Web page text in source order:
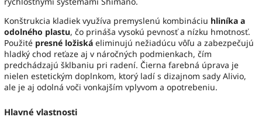
Konštrukcia kladiek využíva premyslenú kombináciu hliníka a
odolného plastu, čo prináša vysokú pevnosť a nízku hmotnosť.
Použité presné ložiská eliminujú nežiadúcu vôľu a zabezpečujú
hladký chod reťaze aj v náročných podmienkach, čím
predchádzajú šklbaniu pri radení. Čierna farebná úprava je
nielen estetickým doplnkom, ktorý ladí s dizajnom sady Alivio,
ale je aj odolná voči vonkajším vplyvom a opotrebeniu.
Hlavné vlastnosti